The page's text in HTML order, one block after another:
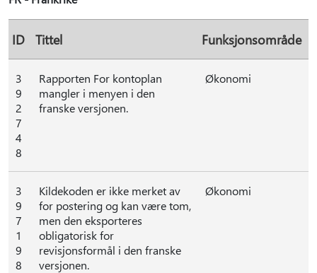
ID Tittel Funksjonsområde
3
9
2
7
4
8
Rapporten For kontoplan
mangler i menyen i den
franske versjonen.
Økonomi
3
9
7
1
9
8
Kildekoden er ikke merket av
for postering og kan være tom,
men den eksporteres
obligatorisk for
revisjonsformål i den franske
versjonen.
Økonomi